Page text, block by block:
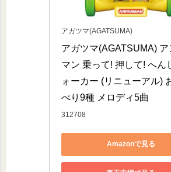
アガツマ(AGATSUMA)
アガツマ(AGATSUMA) ア
マン 乗って! 押して! へん
ォーカー (リニューアル)
べり9種 メロディ5曲
312708
Amazonで見る